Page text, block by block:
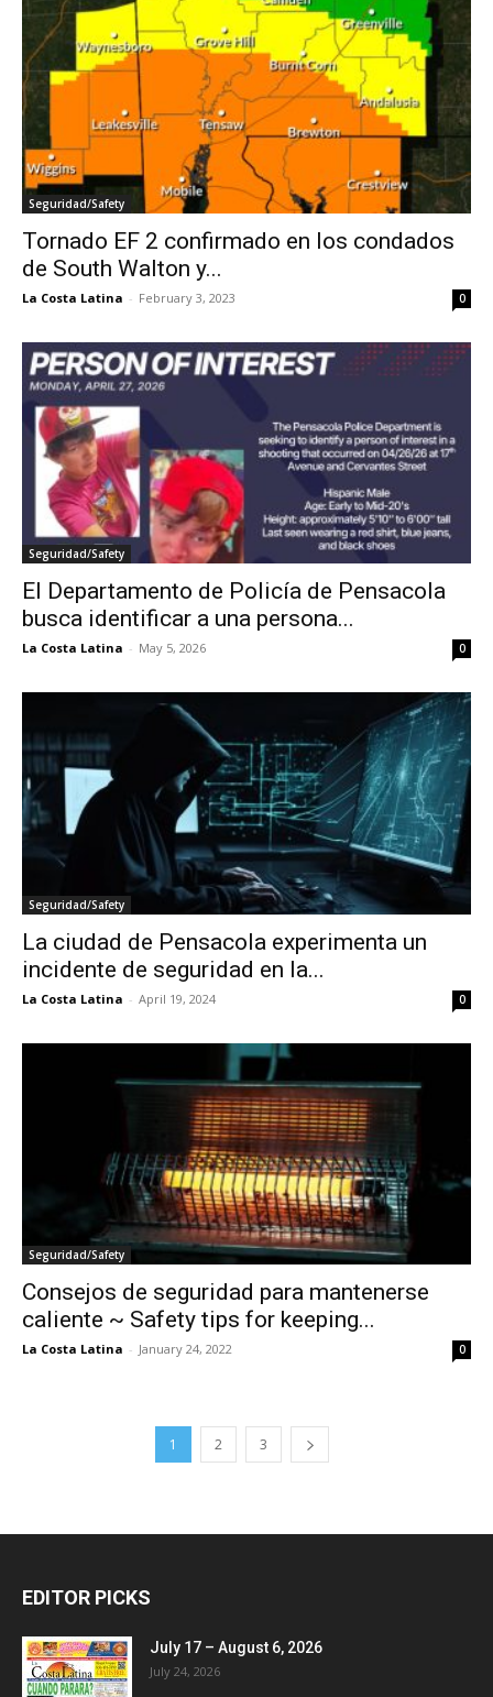
Seguridad/Safety
Tornado EF 2 confirmado en los condados
de South Walton y...
La Costa Latina - February 3, 2023 0
Seguridad/Safety
El Departamento de Policía de Pensacola
busca identificar a una persona...
La Costa Latina - May 5, 2026 0
Seguridad/Safety
La ciudad de Pensacola experimenta un
incidente de seguridad en la...
La Costa Latina - April 19, 2024 0
Seguridad/Safety
Consejos de seguridad para mantenerse
caliente ~ Safety tips for keeping...
La Costa Latina - January 24, 2022 0
1 2 3
EDITOR PICKS
July 17 – August 6, 2026
July 24, 2026